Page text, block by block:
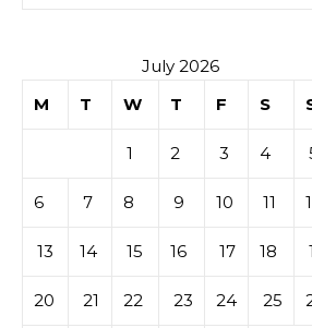
July 2026
M
T W T F S
1 2 3 4
6 7 8 9 10 11
13 14 15 16 17 18
20 21 22 23 24 25